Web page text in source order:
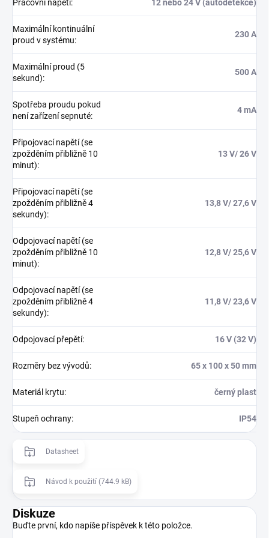
Pracovní napětí: 12 nebo 24 V (autodetekce)
Maximální kontinuální
proud v systému:
230 A
Maximální proud (5
sekund):
500 A
Spotřeba proudu pokud
není zařízení sepnuté:
4 mA
Připojovací napětí (se
zpožděním přibližně 10
minut):
13 V/ 26 V
Připojovací napětí (se
zpožděním přibližně 4
sekundy):
13,8 V/ 27,6 V
Odpojovací napětí (se
zpožděním přibližně 10
minut):
12,8 V/ 25,6 V
Odpojovací napětí (se
zpožděním přibližně 4
sekundy):
11,8 V/ 23,6 V
Odpojovací přepětí: 16 V (32 V)
Rozměry bez vývodů: 65 x 100 x 50 mm
Materiál krytu: černý plast
Stupeň ochrany: IP54
Datasheet
Návod k použití (744.9 kB)
Diskuze
Buďte první, kdo napíše příspěvek k této položce.